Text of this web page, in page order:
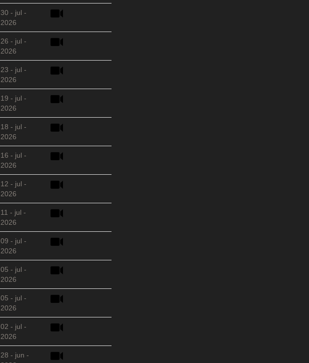
30 - jul -
2026
26 - jul -
2026
23 - jul -
2026
19 - jul -
2026
18 - jul -
2026
16 - jul -
2026
12 - jul -
2026
11 - jul -
2026
09 - jul -
2026
05 - jul -
2026
05 - jul -
2026
02 - jul -
2026
28 - jun -